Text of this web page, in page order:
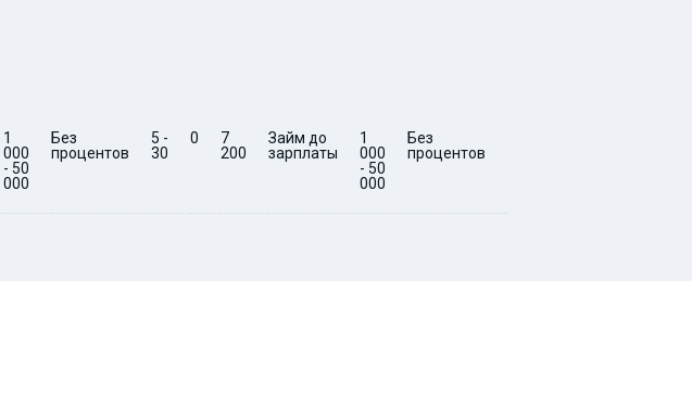
1
000
- 50
000
Без
процентов
5 -
30
0
7
200
Займ до
зарплаты
1
000
- 50
000
Без
процентов